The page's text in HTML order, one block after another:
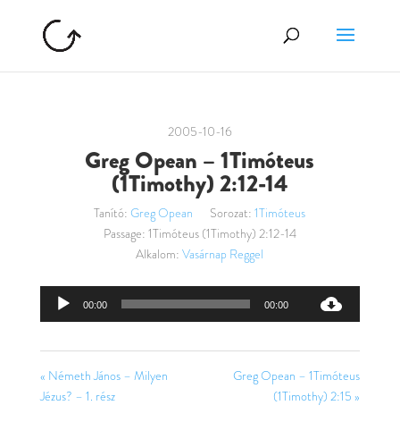
2005-10-16
Greg Opean – 1Timóteus
(1Timothy) 2:12-14
Tanító: Greg Opean Sorozat: 1Timóteus
Passage: 1Timóteus (1Timothy) 2:12-14
Alkalom: Vasárnap Reggel
Audió
00:00 00:00
« Németh János – Milyen
Jézus? – 1. rész
Greg Opean – 1Timóteus
(1Timothy) 2:15 »